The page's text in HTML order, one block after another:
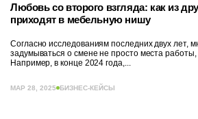
Любовь со второго взгляда: как из
приходят в мебельную нишу
Согласно исследованиям последних двух лет,
задумываться о смене не просто места работы,
Например, в конце 2024 года,...
МАР 28, 2025 БИЗНЕС-КЕЙСЫ